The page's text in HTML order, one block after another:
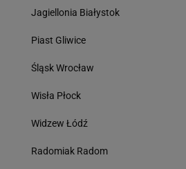
Jagiellonia Białystok
Piast Gliwice
Śląsk Wrocław
Wisła Płock
Widzew Łódź
Radomiak Radom